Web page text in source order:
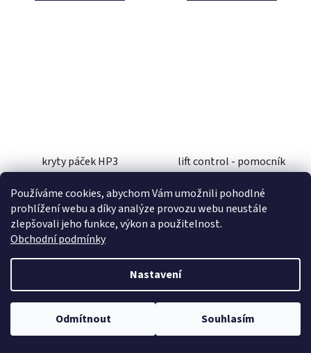
Používáme cookies, abychom Vám umožnili pohodlné
prohlížení webu a díky analýze provozu webu neustále
zlepšovali jeho funkce, výkon a použitelnost.
Obchodní podmínky
Nastavení
Odmítnout Souhlasím
kryty páček HP3
CROSS/ENDURO, RTECH
(červená/bílá, vč.
montážní sady)
skladem
1 138 Kč
DO KOŠÍKU
lift control - pomocník
startu na vidlici SHOWA -
vnější průměr 57 mm
(250-450 CRF/KXF/YZF),
RTECH (černý)
skladem
DO KOŠÍKU